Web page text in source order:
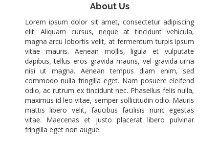
About Us
Lorem ipsum dolor sit amet, consectetur adipiscing
elit. Aliquam cursus, neque at tincidunt vehicula,
magna arcu lobortis velit, at fermentum turpis ipsum
vitae mauris. Aenean mollis, ligula et vulputate
dapibus, tellus eros gravida mauris, vel gravida urna
nisi ut magna. Aenean tempus diam enim, sed
commodo nulla fringilla eget. Nam posuere eleifend
odio, ac rutrum ex tincidunt nec. Phasellus felis nulla,
maximus id leo vitae, semper sollicitudin odio. Mauris
mattis libero velit, faucibus facilisis nunc egestas
vitae. Maecenas et justo placerat libero pulvinar
fringilla eget non augue.